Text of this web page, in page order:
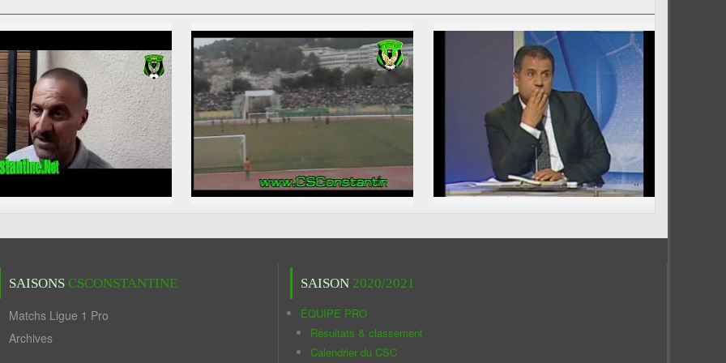
SAISONS CSCONSTANTINE
Matchs Ligue 1 Pro
Archives
SAISON 2020/2021
ÉQUIPE PRO
Résultats & classement
Calendrier du CSC